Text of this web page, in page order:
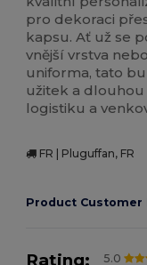
pro dekoraci
kapsu. Ať už se
vnější vrstva
uniforma, tato
užitek a dlouhou
logistiku a
FR | Pluguffan, FR
Product Customer
Rating: 5.0